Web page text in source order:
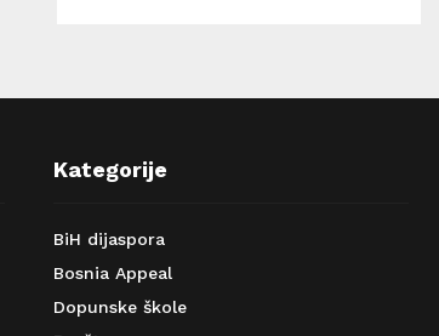
Kategorije
BiH dijaspora
Bosnia Appeal
Dopunske škole